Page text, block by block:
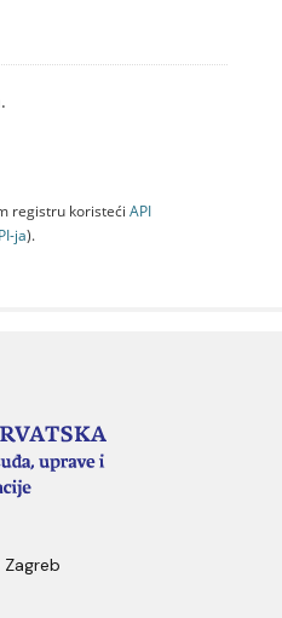
registru koristeći API
jа).